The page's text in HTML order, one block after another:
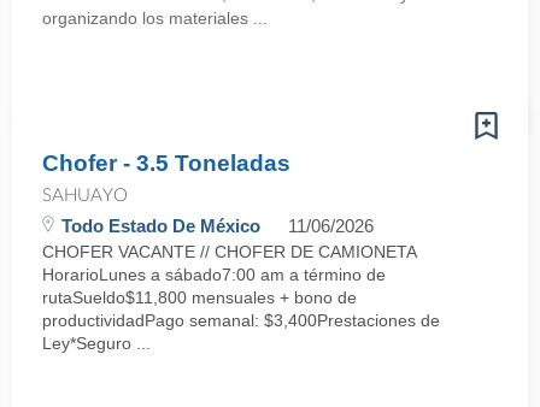
organizando los materiales ...
Chofer - 3.5 Toneladas
SAHUAYO
Todo Estado De México 11/06/2026
CHOFER VACANTE // CHOFER DE CAMIONETA
HorarioLunes a sábado7:00 am a término de
rutaSueldo$11,800 mensuales + bono de
productividadPago semanal: $3,400Prestaciones de
Ley*Seguro ...